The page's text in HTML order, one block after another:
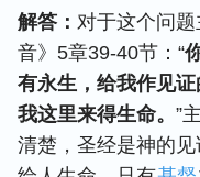
解答： 对于这个问
音》5章39-40节：“
有永生，给我作见
我这里来得生命。 ”
清楚，圣经是神的